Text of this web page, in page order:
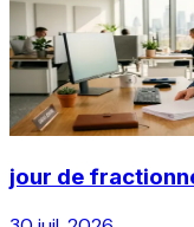
jour de